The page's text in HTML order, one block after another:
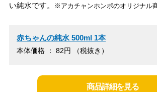
い純水です。
※アカチャンホンポのオリジナル商
赤ちゃんの純水 500ml 1本
本体価格 ： 82円 （税抜き）
商品詳細を見る